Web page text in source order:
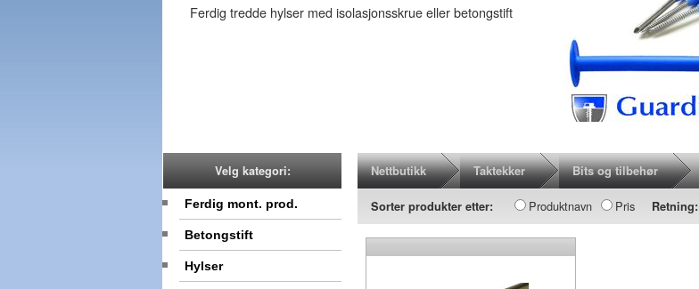
Ferdig tredde hylser med isolasjonsskrue eller betongstift
Velg kategori:
Ferdig mont. prod.
Betongstift
Hylser
Nettbutikk Taktekker Bits og tilbehør
Sorter produkter etter: Produktnavn Pris Retning: